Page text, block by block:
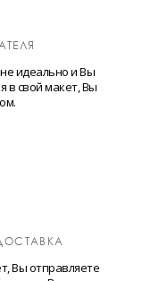
идеально и Вы
в свой макет, Вы
Вы отправляете